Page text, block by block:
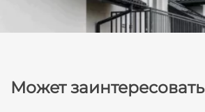
Может заинтересовать